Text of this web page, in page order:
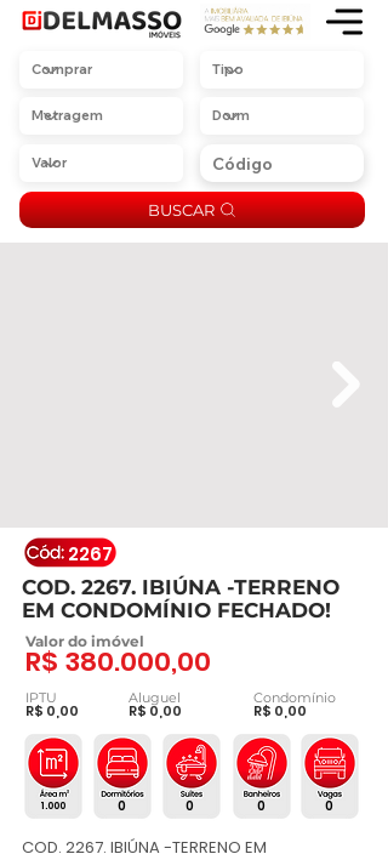
BUSCAR
2267
COD. 2267. IBIÚNA -TERRENO
EM CONDOMÍNIO FECHADO!
Valor do imóvel
R$ 380.000,00
IPTU
R$ 0,00
Aluguel
R$ 0,00
Condomínio
R$ 0,00
0 0 0 0
1.000
COD. 2267. IBIÚNA -TERRENO EM